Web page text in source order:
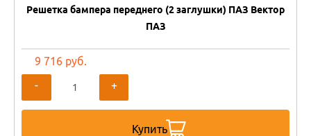
Решетка бампера переднего (2 заглушки) ПАЗ Вектор
ПАЗ
9 716 руб.
-
+
Купить